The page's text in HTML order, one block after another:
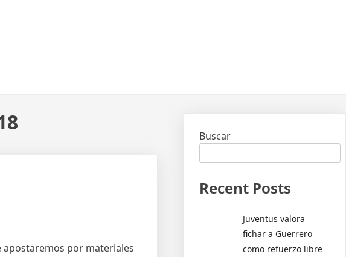
apostaremos por materiales
Buscar
Recent Posts
Juventus valora
fichar a Guerrero
como refuerzo libre